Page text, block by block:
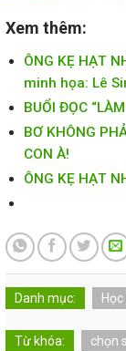
Xem thêm:
ÔNG KẸ HẠT
minh họa: Lê
BUỔI ĐỌC
BƠ KHÔNG
CON À!
ÔNG KẸ HẠT
Danh mục: Học
Từ khóa: chọn